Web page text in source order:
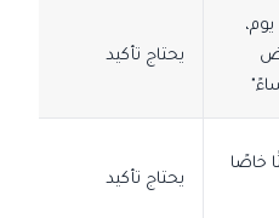
يحتاج تأكيد
خاصًا
يحتاج تأكيد